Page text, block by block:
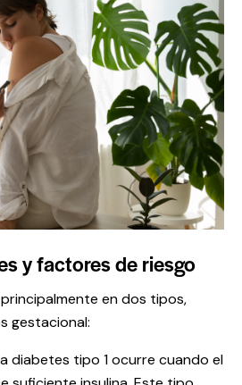
y factores de riesgo
en dos tipos,
gestacional:
diabetes tipo 1 ocurre cuando el